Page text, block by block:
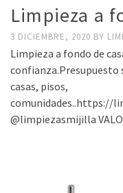
Limpieza a
3 DICIEMBRE, 2020 BY
Limpieza a fondo de
confianza.Presupuesto
casas, pisos,
comunidades..https://
@limpiezasmijilla